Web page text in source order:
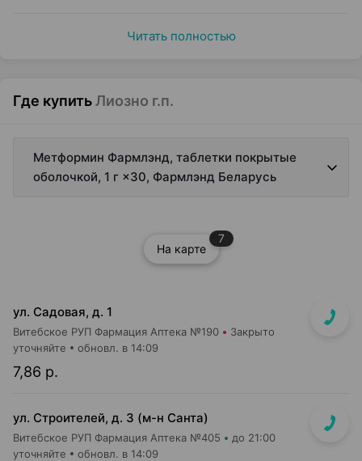
Читать полностью
Где купитьЛиозно г.п.
Метформин Фармлэнд, таблетки покрытые
оболочкой, 1 г ×30, Фармлэнд Беларусь
На карте
7
ул. Садовая, д. 1
Витебское РУП Фармация Аптека №190 Закрыто
7,86 р.
уточняйте обновл. в 14:09
ул. Строителей, д. 3 (м-н Санта)
Витебское РУП Фармация Аптека №405 до 21:00
уточняйте обновл. в 14:09